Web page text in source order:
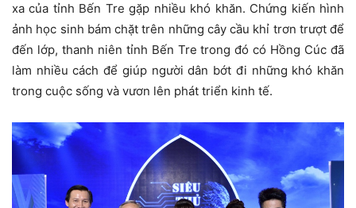
xa của tỉnh Bến Tre gặp nhiều khó khăn. Chứng kiến hình
ảnh học sinh bám chặt trên những cây cầu khỉ trơn trượt để
đến lớp, thanh niên tỉnh Bến Tre trong đó có Hồng Cúc đã
làm nhiều cách để giúp người dân bớt đi những khó khăn
trong cuộc sống và vươn lên phát triển kinh tế.